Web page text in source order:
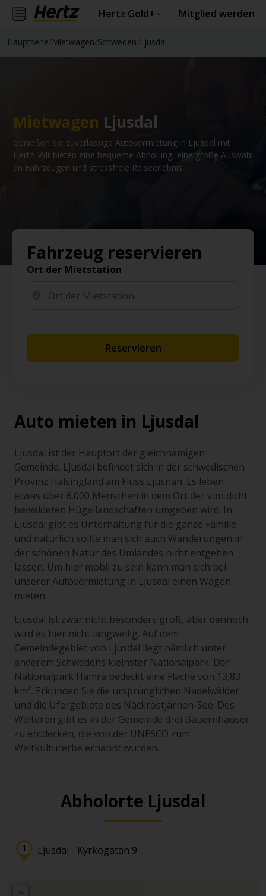
Hertz Gold+ Mitglied werden
Hauptseite Mietwagen Schweden Ljusdal
Mietwagen Ljusdal
Genießen Sie zuverlässige Autovermietung in Ljusdal mit
Hertz. Wir bieten eine bequeme Abholung, eine große Auswahl
an Fahrzeugen und stressfreie Reiseerlebnis.
Fahrzeug reservieren
Ort der Mietstation
Reservieren
Auto mieten in Ljusdal
Ljusdal ist der Hauptort der gleichnamigen
Gemeinde. Ljusdal befindet sich in der schwedischen
Provinz Hälsingland am Fluss Ljusnan. Es leben
etwas über 6.000 Menschen in dem Ort der von dicht
bewaldeten Hügellandschaften umgeben wird. In
Ljusdal gibt es Unterhaltung für die ganze Familie
und natürlich sollte man sich auch Wanderungen in
der schönen Natur des Umlandes nicht entgehen
lassen. Um hier mobil zu sein kann man sich bei
unserer Autovermietung in Ljusdal einen Wagen
mieten.
Ljusdal ist zwar nicht besonders groß, aber dennoch
wird es hier nicht langweilig. Auf dem
Gemeindegebiet von Ljusdal liegt nämlich unter
anderem Schwedens kleinster Nationalpark. Der
Nationalpark Hamra bedeckt eine Fläche von 13,83
km². Erkunden Sie die ursprünglichen Nadelwälder
und die Ufergebiete des Näckrostjärnen-See. Des
Weiteren gibt es in der Gemeinde drei Bauernhäuser
zu entdecken, die von der UNESCO zum
Weltkulturerbe ernannt wurden.
Abholorte Ljusdal
Ljusdal - Kyrkogatan 9